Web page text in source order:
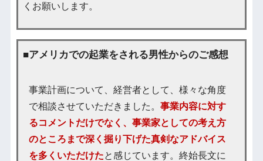
くお願いします。
■アメリカでの起業をされる男性からのご感想
事業計画について、経営者として、様々な角度
で相談させていただきました。 事業内容に対す
るコメントだけでなく、事業家としての考え方
のところまで深く掘り下げた真剣なアドバイス
を多くいただけたと感じています。終始長文に